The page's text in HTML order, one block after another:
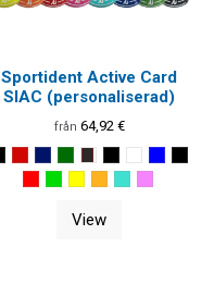
Sportident Active Card
SIAC (personaliserad)
från 64,92 €
View